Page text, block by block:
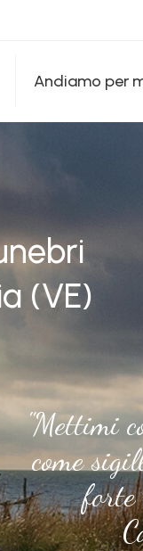
Andiamo per
(VE)
"Mettimi
come
forte